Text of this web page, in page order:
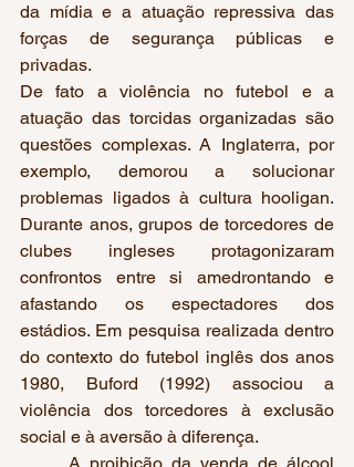
da mídia e a atuação repressiva das
forças de segurança públicas e
privadas.
De fato a violência no futebol e a
atuação das torcidas organizadas são
questões complexas. A Inglaterra, por
exemplo, demorou a solucionar
problemas ligados à cultura hooligan.
Durante anos, grupos de torcedores de
clubes ingleses protagonizaram
confrontos entre si amedrontando e
afastando os espectadores dos
estádios. Em pesquisa realizada dentro
do contexto do futebol inglês dos anos
1980, Buford (1992) associou a
violência dos torcedores à exclusão
social e à aversão à diferença.